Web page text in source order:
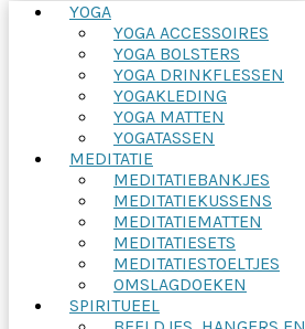
YOGA
YOGA ACCESSOIRES
YOGA BOLSTERS
YOGA DRINKFLESSEN
YOGAKLEDING
YOGA MATTEN
YOGATASSEN
MEDITATIE
MEDITATIEBANKJES
MEDITATIEKUSSENS
MEDITATIEMATTEN
MEDITATIESETS
MEDITATIESTOELTJES
OMSLAGDOEKEN
SPIRITUEEL